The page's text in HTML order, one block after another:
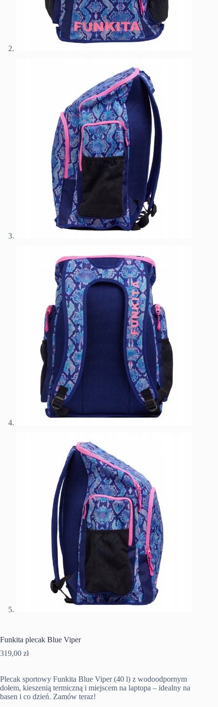
Funkita plecak Blue Viper
319,00 zł
Plecak sportowy Funkita Blue Viper (40 l) z wodoodpornym
dołem, kieszenią termiczną i miejscem na laptopa – idealny na
basen i co dzień. Zamów teraz!